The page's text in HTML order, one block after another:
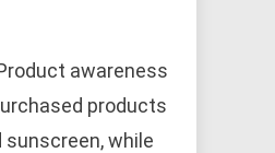
awareness
products
while